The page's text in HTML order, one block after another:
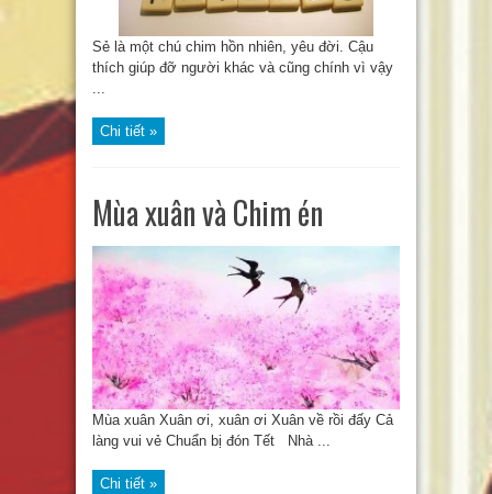
Sẻ là một chú chim hồn nhiên, yêu đời. Cậu
thích giúp đỡ người khác và cũng chính vì vậy
...
Chi tiết »
Mùa xuân và Chim én
Mùa xuân Xuân ơi, xuân ơi Xuân về rồi đấy Cả
làng vui vẻ Chuẩn bị đón Tết Nhà ...
Chi tiết »